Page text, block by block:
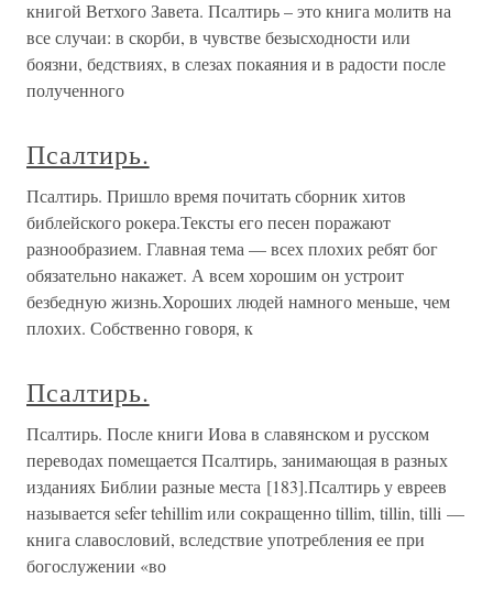
книгой Ветхого Завета. Псалтирь – это книга молитв на
все случаи: в скорби, в чувстве безысходности или
боязни, бедствиях, в слезах покаяния и в радости после
полученного
Псалтирь.
Псалтирь. Пришло время почитать сборник хитов
библейского рокера.Тексты его песен поражают
разнообразием. Главная тема — всех плохих ребят бог
обязательно накажет. А всем хорошим он устроит
безбедную жизнь.Хороших людей намного меньше, чем
плохих. Собственно говоря, к
Псалтирь.
Псалтирь. После книги Иова в славянском и русском
переводах помещается Псалтирь, занимающая в разных
изданиях Библии разные места [183].Псалтирь у евреев
называется sefer tehillim или сокращенно tillim, tillin, tilli —
книга славословий, вследствие употребления ее при
богослужении «во